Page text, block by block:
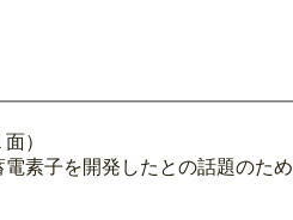
）
素子を開発したとの話題のた